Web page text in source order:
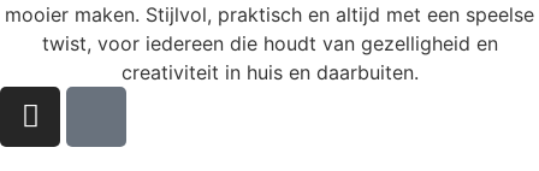
mooier maken. Stijlvol, praktisch en altijd met een speelse
twist, voor iedereen die houdt van gezelligheid en
creativiteit in huis en daarbuiten.